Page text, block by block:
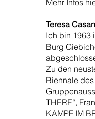
Mehr Infos
Teresa
Ich bin 1963
Burg
Zu den
Biennale
THERE“,
KAMPF IM